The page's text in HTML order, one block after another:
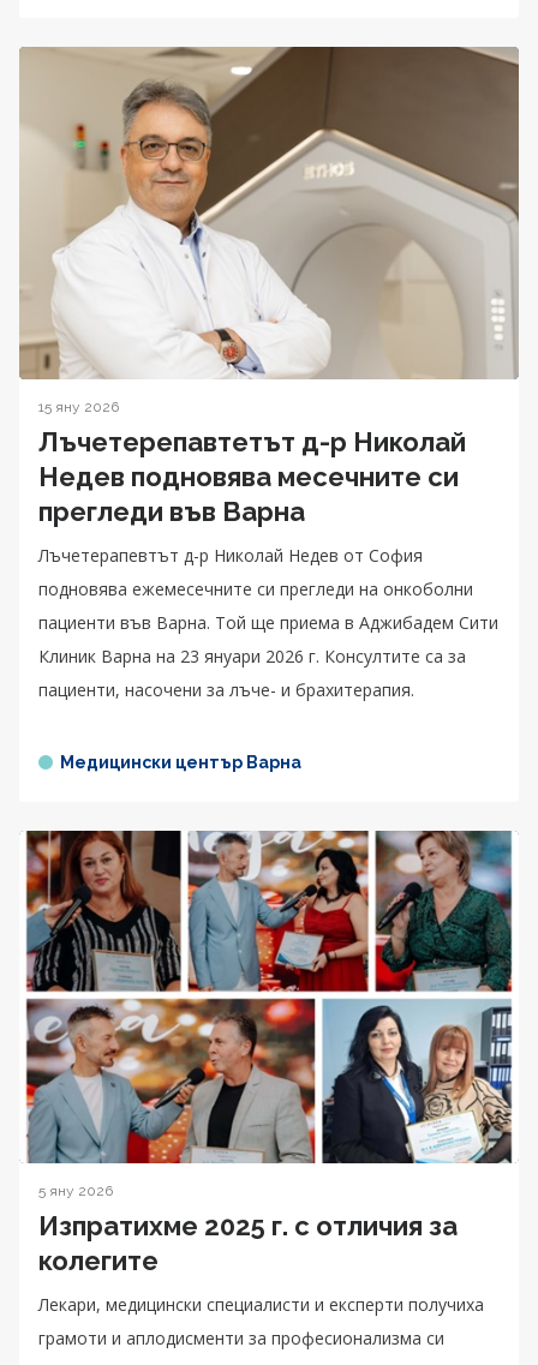
15 яну 2026
Лъчетерепавтетът д-р Николай
Недев подновява месечните си
прегледи във Варна
Лъчетерапевтът д-р Николай Недев от София
подновява ежемесечните си прегледи на онкоболни
пациенти във Варна. Той ще приема в Аджибадем Сити
Клиник Варна на 23 януари 2026 г. Консултите са за
пациенти, насочени за лъче- и брахитерапия.
Медицински център Варна
5 яну 2026
Изпратихме 2025 г. с отличия за
колегите
Лекари, медицински специалисти и експерти получиха
грамоти и аплодисменти за професионализма си